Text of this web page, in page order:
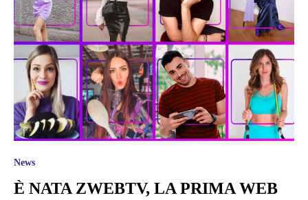
News
È NATA ZWEBTV, LA PRIMA WEB